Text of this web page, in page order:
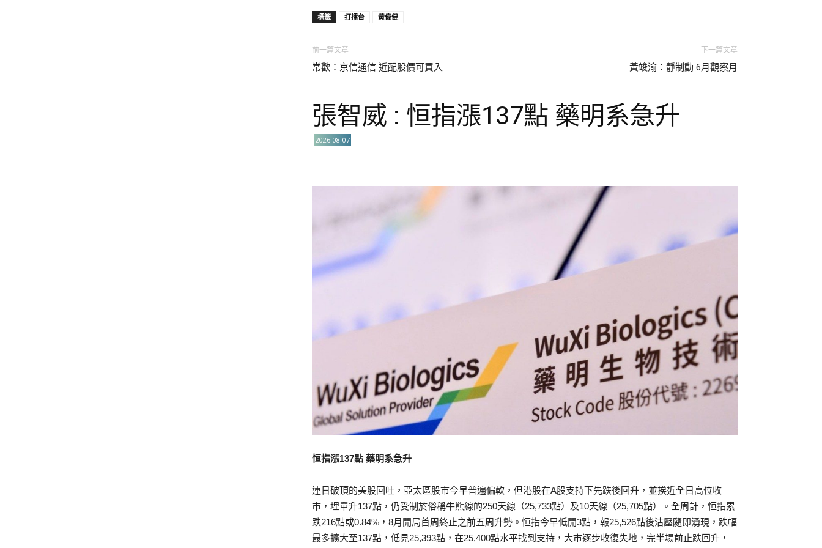
標籤 打擂台 黃偉健
前一篇文章
常歡：京信通信 近配股價可買入
下一篇文章
黃竣渝：靜制動 6月觀察月
張智威 : 恒指漲137點 藥明系急升
2026-08-07
恒指漲137點 藥明系急升
連日破頂的美股回吐，亞太區股市今早普遍偏軟，但港股在A股支持下先跌後回升，並挨近全日高位收
市，埋單升137點，仍受制於俗稱牛熊線的250天線（25,733點）及10天線（25,705點）。全周計，恒指累
跌216點或0.84%，8月開局首周終止之前五周升勢。恒指今早低開3點，報25,526點後沽壓隨即湧現，跌幅
最多擴大至137點，低見25,393點，在25,400點水平找到支持，大市逐步收復失地，完半場前止跌回升，